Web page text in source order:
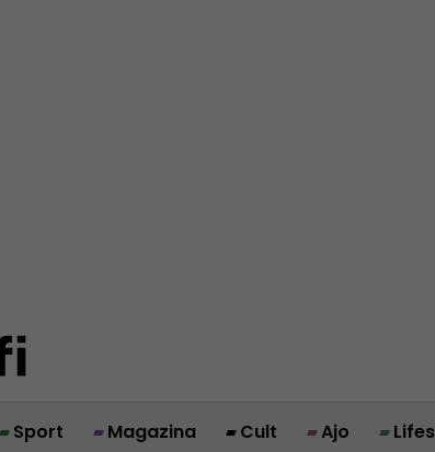
Sport Magazina Cult Ajo